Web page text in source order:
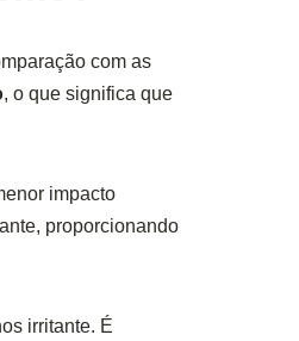
com as
, o que significa que
impacto
proporcionando
irritante. É